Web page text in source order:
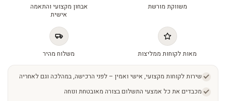
משווקת מורשת
אבחון מקצועי והתאמה
אישית
מאות לקוחות ממליצות משלוח מהיר
שירות לקוחות מקצועי, אישי ואמין – לפני הרכישה, במהלכה וגם לאחריה
מכבדים את כל אמצעי התשלום בצורה מאובטחת ונוחה